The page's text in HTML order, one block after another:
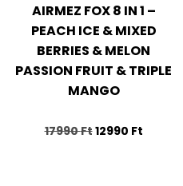
AIRMEZ FOX 8 IN 1 –
PEACH ICE & MIXED
BERRIES & MELON
PASSION FRUIT & TRIPLE
MANGO
17990Ft12990 Ft